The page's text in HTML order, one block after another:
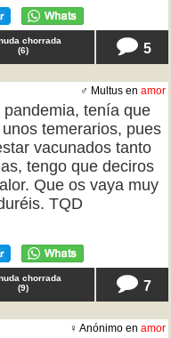
chorrada
(6) 5
♂ Multus en amor
tenía que
temerarios, pues
vacunados tanto
tengo que deciros
Que os vaya muy
TQD
chorrada
(9) 7
♀ Anónimo en amor